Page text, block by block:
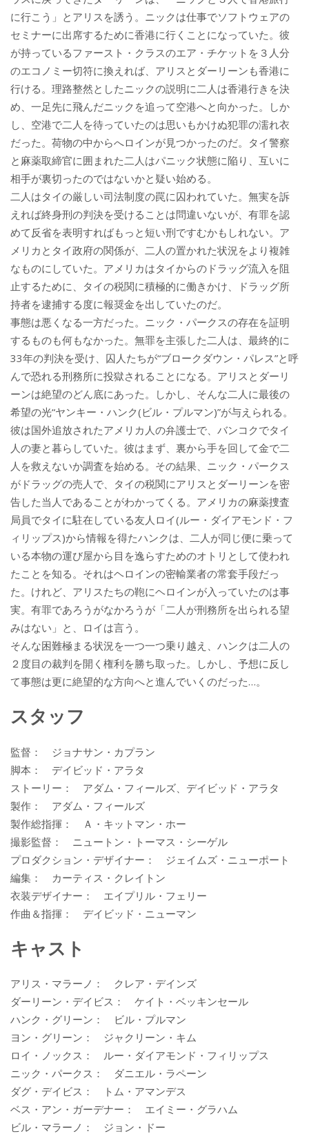
に行こう」とアリスを誘う。ニックは仕事でソフトウェアの
セミナーに出席するために香港に行くことになっていた。彼
が持っているファースト・クラスのエア・チケットを３人分
のエコノミー切符に換えれば、アリスとダーリーンも香港に
行ける。理路整然としたニックの説明に二人は香港行きを決
め、一足先に飛んだニックを追って空港へと向かった。しか
し、空港で二人を待っていたのは思いもかけぬ犯罪の濡れ衣
だった。荷物の中からへロインが見つかったのだ。タイ警察
と麻薬取締官に囲まれた二人はパニック状態に陥り、互いに
相手が裏切ったのではないかと疑い始める。
二人はタイの厳しい司法制度の罠に囚われていた。無実を訴
えれば終身刑の判決を受けることは問違いないが、有罪を認
めて反省を表明すればもっと短い刑ですむかもしれない。ア
メリカとタイ政府の関係が、二人の置かれた状況をより複雑
なものにしていた。アメリカはタイからのドラッグ流入を阻
止するために、タイの税関に積極的に働きかけ、ドラッグ所
持者を逮捕する度に報奨金を出していたのだ。
事態は悪くなる一方だった。ニック・パークスの存在を証明
するものも何もなかった。無罪を主張した二人は、最終的に
33年の判決を受け、囚人たちが“ブロークダウン・パレス”と呼
んで恐れる刑務所に投獄されることになる。アリスとダーリ
ーンは絶望のどん底にあった。しかし、そんな二人に最後の
希望の光“ヤンキー・ハンク(ビル・プルマン)”が与えられる。
彼は国外追放されたアメリカ人の弁護士で、バンコクでタイ
人の妻と暮らしていた。彼はまず、裏から手を回して金で二
人を救えないか調査を始める。その結果、ニック・パークス
がドラッグの売人で、タイの税関にアリスとダーリーンを密
告した当人であることがわかってくる。アメリカの麻薬捜査
局員でタイに駐在している友人ロイ(ルー・ダイアモンド・フ
ィリップス)から情報を得たハンクは、二人が同じ便に乗って
いる本物の運び屋から目を逸らすためのオトリとして使われ
たことを知る。それはヘロインの密輸業者の常套手段だっ
た。けれど、アリスたちの鞄にヘロインが入っていたのは事
実。有罪であろうがなかろうが「二人が刑務所を出られる望
みはない」と、ロイは言う。
そんな困難極まる状況を一つ一つ乗り越え、ハンクは二人の
２度目の裁判を開く権利を勝ち取った。しかし、予想に反し
て事態は更に絶望的な方向へと進んでいくのだった…。
スタッフ
監督： ジョナサン・カプラン
脚本： デイビッド・アラタ
ストーリー： アダム・フィールズ、デイビッド・アラタ
製作： アダム・フィールズ
製作総指揮： Ａ・キットマン・ホー
撮影監督： ニュートン・トーマス・シーゲル
プロダクション・デザイナー： ジェイムズ・ニューポート
編集： カーティス・クレイトン
衣装デザイナー： エイプリル・フェリー
作曲＆指揮： デイビッド・ニューマン
キャスト
アリス・マラーノ： クレア・デインズ
ダーリーン・デイビス： ケイト・ベッキンセール
ハンク・グリーン： ビル・プルマン
ヨン・グリーン： ジャクリーン・キム
ロイ・ノックス： ルー・ダイアモンド・フィリップス
ニック・パークス： ダニエル・ラペーン
ダグ・デイビス： トム・アマンデス
ベス・アン・ガーデナー： エイミー・グラハム
ビル・マラーノ： ジョン・ドー